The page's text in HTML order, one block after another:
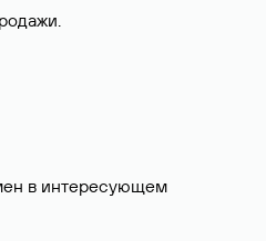
в интересующем